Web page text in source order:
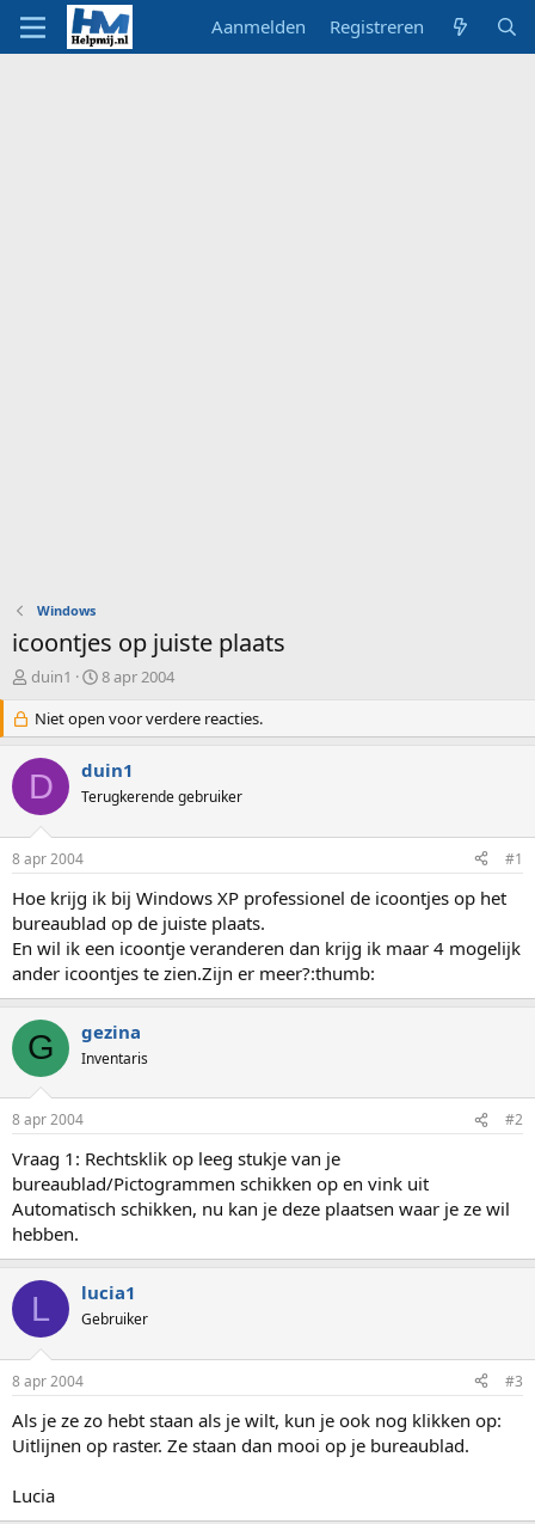
Aanmelden Registreren
Windows
icoontjes op juiste plaats
O
d
e
r
w
e
s
t
a
r
t
e
r
duin1
S
a
r
d
a
m
8 apr 2004
Niet open voor verdere reacties.
D duin1
Terugkerende gebruiker
8 apr 2004 #1
Hoe krijg ik bij Windows XP professionel de icoontjes op het
bureaublad op de juiste plaats.
En wil ik een icoontje veranderen dan krijg ik maar 4 mogelijk
ander icoontjes te zien.Zijn er meer?:thumb:
G gezina
Inventaris
8 apr 2004 #2
Vraag 1: Rechtsklik op leeg stukje van je
bureaublad/Pictogrammen schikken op en vink uit
Automatisch schikken, nu kan je deze plaatsen waar je ze wil
hebben.
L lucia1
Gebruiker
8 apr 2004 #3
Als je ze zo hebt staan als je wilt, kun je ook nog klikken op:
Uitlijnen op raster. Ze staan dan mooi op je bureaublad.
Lucia